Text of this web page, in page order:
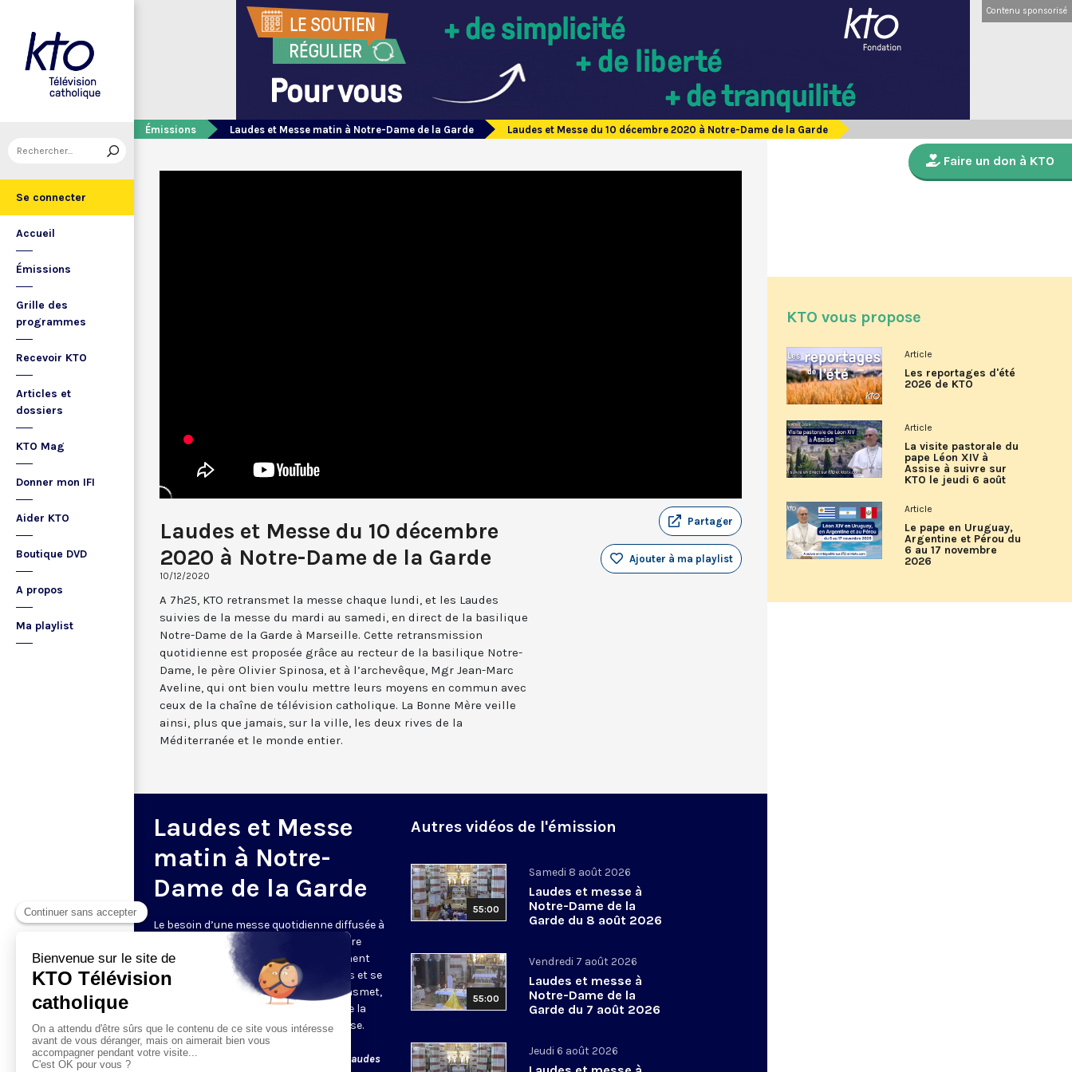
Se connecter
Accueil
Émissions
Grille des
programmes
Recevoir KTO
Articles et
dossiers
KTO Mag
Donner mon IFI
Aider KTO
Boutique DVD
A propos
Ma playlist
Contenu sponsorisé
Émissions Laudes et Messe matin à Notre-Dame de la Garde Laudes et Messe du 10 décembre 2020 à Notre-Dame de la Garde
Laudes et Messe du 10 décembre
2020 à Notre-Dame de la Garde
10/12/2020
Partager
Ajouter à ma playlist
A 7h25, KTO retransmet la messe chaque lundi, et les Laudes
suivies de la messe du mardi au samedi, en direct de la basilique
Notre-Dame de la Garde à Marseille. Cette retransmission
quotidienne est proposée grâce au recteur de la basilique Notre-
Dame, le père Olivier Spinosa, et à l’archevêque, Mgr Jean-Marc
Aveline, qui ont bien voulu mettre leurs moyens en commun avec
ceux de la chaîne de télévision catholique. La Bonne Mère veille
ainsi, plus que jamais, sur la ville, les deux rives de la
Méditerranée et le monde entier.
Laudes et Messe
matin à Notre-
Dame de la Garde
Le besoin d’une messe quotidienne diffusée à
la télévision a été exprimé d’une manière
encore plus forte pendant le confinement
dans de nombreux pays francophones et se
maintient depuis la reprise. KTO retransmet,
en direct de la basilique Notre-Dame de la
Garde, à Marseille, les laudes et la messe.
Le lundi à 7h25, la messe
Du mardi au samedi à 7h25, messe avec laudes
Autres vidéos de l'émission
55:00
Samedi 8 août 2026
Laudes et messe à
Notre-Dame de la
Garde du 8 août 2026
55:00
Vendredi 7 août 2026
Laudes et messe à
Notre-Dame de la
Garde du 7 août 2026
Jeudi 6 août 2026
Faire un don à KTO
KTO vous propose
Article
Les reportages d'été
2026 de KTO
Article
La visite pastorale du
pape Léon XIV à
Assise à suivre sur
KTO le jeudi 6 août
Article
Le pape en Uruguay,
Argentine et Pérou du
6 au 17 novembre
2026